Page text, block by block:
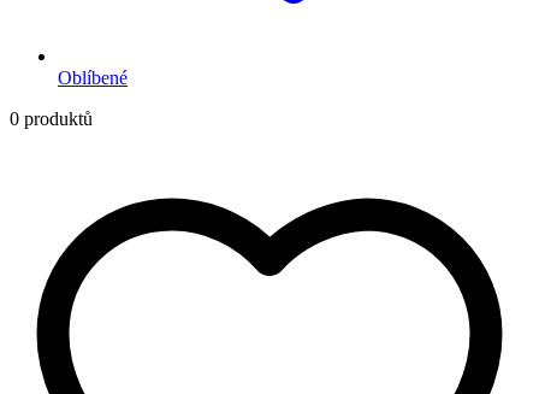
Oblíbené
0 produktů